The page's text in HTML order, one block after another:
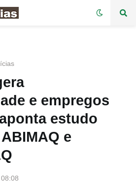
e empregos
estudo
e
08:08